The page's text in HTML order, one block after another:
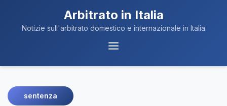
Arbitrato in Italia
Notizie sull'arbitrato domestico e internazionale in Italia
Menu
sentenza